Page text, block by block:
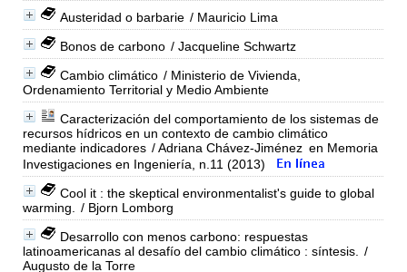
Austeridad o barbarie / Mauricio Lima
Bonos de carbono / Jacqueline Schwartz
Cambio climático / Ministerio de Vivienda,
Ordenamiento Territorial y Medio Ambiente
Caracterización del comportamiento de los sistemas de
recursos hídricos en un contexto de cambio climático
mediante indicadores / Adriana Chávez-Jiménez en Memoria
Investigaciones en Ingeniería, n.11 (2013)
Cool it : the skeptical environmentalist's guide to global
warming.
/ Bjorn Lomborg
Desarrollo con menos carbono: respuestas
latinoamericanas al desafío del cambio climático : síntesis.
/
Augusto de la Torre